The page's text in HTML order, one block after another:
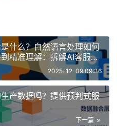
什么？自然语言处理如何
精准理解：拆解AI客服技
2025-12-09 09:36
产数据吗？提供预判式服
下一篇